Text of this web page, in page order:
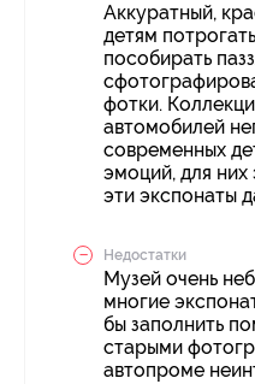
Аккуратный,
детям
пособирать
фотки.
автомобилей
современных
эмоций, для
эти экспонаты
Недостатки
Музей очень
многие
бы заполнить
старыми
автопроме